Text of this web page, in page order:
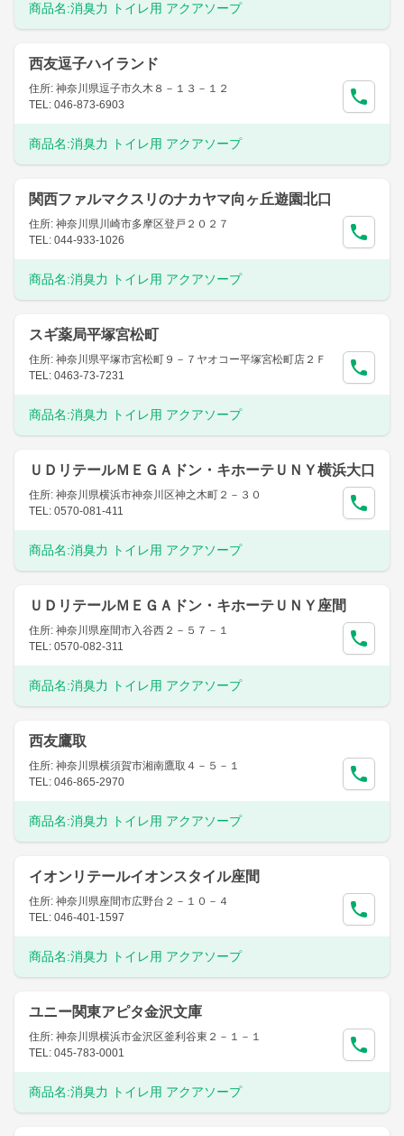
商品名:消臭力 トイレ用 アクアソープ
西友逗子ハイランド
住所: 神奈川県逗子市久木８－１３－１２
TEL: 046-873-6903
商品名:消臭力 トイレ用 アクアソープ
関西ファルマクスリのナカヤマ向ヶ丘遊園北口
住所: 神奈川県川崎市多摩区登戸２０２７
TEL: 044-933-1026
商品名:消臭力 トイレ用 アクアソープ
スギ薬局平塚宮松町
住所: 神奈川県平塚市宮松町９－７ヤオコー平塚宮松町店２Ｆ
TEL: 0463-73-7231
商品名:消臭力 トイレ用 アクアソープ
ＵＤリテールＭＥＧＡドン・キホーテＵＮＹ横浜大口
住所: 神奈川県横浜市神奈川区神之木町２－３０
TEL: 0570-081-411
商品名:消臭力 トイレ用 アクアソープ
ＵＤリテールＭＥＧＡドン・キホーテＵＮＹ座間
住所: 神奈川県座間市入谷西２－５７－１
TEL: 0570-082-311
商品名:消臭力 トイレ用 アクアソープ
西友鷹取
住所: 神奈川県横須賀市湘南鷹取４－５－１
TEL: 046-865-2970
商品名:消臭力 トイレ用 アクアソープ
イオンリテールイオンスタイル座間
住所: 神奈川県座間市広野台２－１０－４
TEL: 046-401-1597
商品名:消臭力 トイレ用 アクアソープ
ユニー関東アピタ金沢文庫
住所: 神奈川県横浜市金沢区釜利谷東２－１－１
TEL: 045-783-0001
商品名:消臭力 トイレ用 アクアソープ